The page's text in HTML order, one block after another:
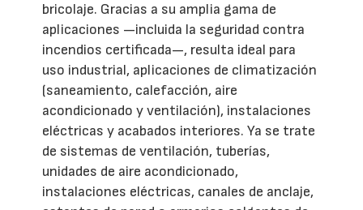
bricolaje. Gracias a su amplia gama de
aplicaciones —incluida la seguridad contra
incendios certificada—, resulta ideal para
uso industrial, aplicaciones de climatización
(saneamiento, calefacción, aire
acondicionado y ventilación), instalaciones
eléctricas y acabados interiores. Ya se trate
de sistemas de ventilación, tuberías,
unidades de aire acondicionado,
instalaciones eléctricas, canales de anclaje,